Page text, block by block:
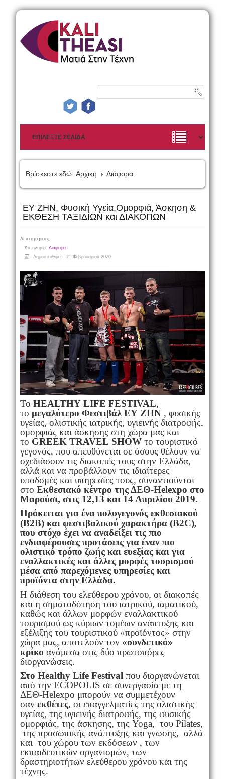
Βρίσκεστε εδώ: Αρχική Διάφορα
ΕΥ ΖΗΝ, Φυσική Υγεία,Ομορφιά, Άσκηση &
ΕΚΘΕΣΗ ΤΑΞΙΔΙΩΝ και ΔΙΑΚΟΠΩΝ
Λεπτομέρειες
Κατηγορία: Διάφορα
Δημοσιεύθηκε : 21 Φεβρουαρίου 2020
Το HEALTHY LIFE FESTIVAL,
το μεγαλύτερο Φεστιβάλ ΕΥ ΖΗΝ, φυσικής
υγείας, ολιστικής ιατρικής, υγιεινής διατροφής,
ομορφιάς και άσκησης στη χώρα μας και
το GREEK TRAVEL SHOWτο τουριστικό
γεγονός, που απευθύνεται σε όσους θέλουν να
σχεδιάσουν τις διακοπές τους στην Ελλάδα,
αλλά και να προβάλλουν τις ιδιαίτερες
υποδομές και υπηρεσίες τους, συναντιούνται
στο Εκθεσιακό κέντρο της ΔΕΘ-Helexpo στο
Μαρούσι, στις 12,13 και 14 Απριλίου 2019.
Πρόκειται για ένα πολυγεγονός εκθεσιακού
(Β2Β) και φεστιβαλικού χαρακτήρα (Β2C),
που στόχο έχει να αναδείξει τις πιο
ενδιαφέρουσες προτάσεις για έναν πιο
ολιστικό τρόπο ζωής και ευεξίας και για
εναλλακτικές και άλλες μορφές τουρισμού
μέσα από παρεχόμενες υπηρεσίες και
προϊόντα στην Ελλάδα.
Η διάθεση του ελεύθερου χρόνου, οι διακοπές
και η σηματοδότηση του ιατρικού, ιαματικού,
καθώς και άλλων μορφών εναλλακτικού
τουρισμού ως κύριων τομέων ανάπτυξης και
εξέλιξης του τουριστικού «προϊόντος» στην
χώρα μας, αποτελούν τον «συνδετικό»
κρίκο ανάμεσα στις δύο πρωτοπόρες
διοργανώσεις.
Στο Healthy Life Festival που διοργανώνεται
από την ECOPOLIS σε συνεργασία με τη
ΔΕΘ-Helexpo μπορούν να συμμετέχουν
σαν εκθέτες, οι επαγγελματίες της ολιστικής
υγείας, της υγιεινής διατροφής, της φυσικής
ομορφιάς, της άσκησης, της Yoga, του Pilates,
της προσωπικής ανάπτυξης και γνώσης, αλλά
και του χώρου των εκδόσεων , των
εκπαιδευτικών οργανισμών, των
δραστηριοτήτων ελεύθερου χρόνου και της
τέχνης.